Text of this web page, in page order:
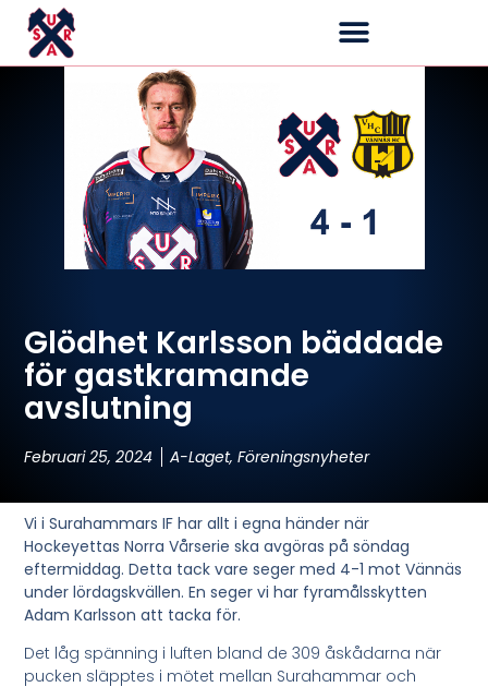
Glödhet Karlsson bäddade
för gastkramande
avslutning
Februari 25, 2024 A-Laget,Föreningsnyheter
Vi i Surahammars IF har allt i egna händer när
Hockeyettas Norra Vårserie ska avgöras på söndag
eftermiddag. Detta tack vare seger med 4-1 mot Vännäs
under lördagskvällen. En seger vi har fyramålsskytten
Adam Karlsson att tacka för.
Det låg spänning i luften bland de 309 åskådarna när
pucken släpptes i mötet mellan Surahammar och